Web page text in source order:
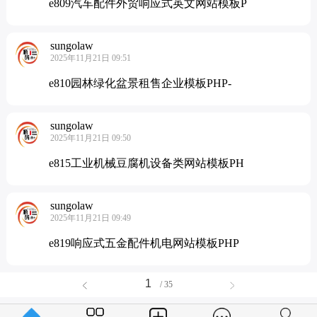
e809汽车配件外贸响应式英文网站模板P
sungolaw
2025年11月21日 09:51
e810园林绿化盆景租售企业模板PHP-
sungolaw
2025年11月21日 09:50
e815工业机械豆腐机设备类网站模板PH
sungolaw
2025年11月21日 09:49
e819响应式五金配件机电网站模板PHP
/ 35